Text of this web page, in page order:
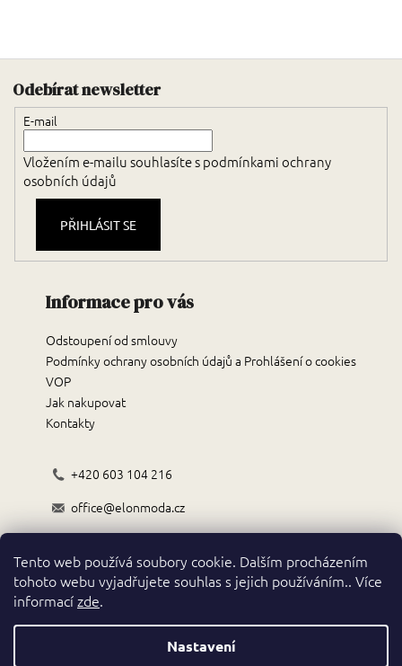
Tento web používá soubory cookie. Dalším procházením
tohoto webu vyjadřujete souhlas s jejich používáním.. Více
informacízde.
Nastavení
Odebírat newsletter
E-mail
Vložením e-mailu souhlasíte spodmínkami ochrany
osobních údajů
PŘIHLÁSIT SE
Informace pro vás
Odstoupení od smlouvy
Podmínky ochrany osobních údajů a Prohlášení o cookies
VOP
Jak nakupovat
Kontakty
+420 603 104 216
office@elonmoda.cz
Obchodní podmínky